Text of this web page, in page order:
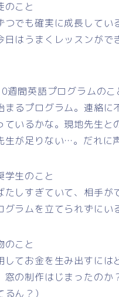
のこと
つでも確実に成長して
日はうまくレッスンが
週間英語プログラムのこ
まるプログラム。連絡
ているかな。現地先生
生が足りない…。だれに
学生のこと
たしすぎていて、相手
グラムを立てられずにい
のこと
してお金を生み出すに
窓の制作はじまったの
ん？）